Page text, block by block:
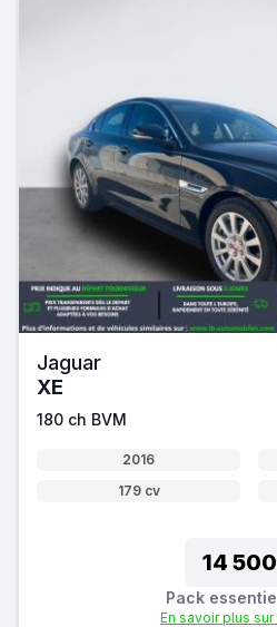
Jaguar
XE
180 ch BVM
2016
179 cv
14
Pack
En savoir plus